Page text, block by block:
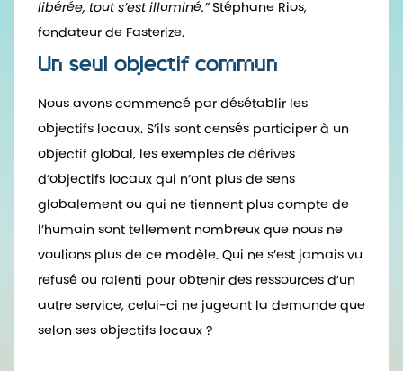
libérée, tout s’est illuminé.”Stéphane Rios,
fondateur de Fasterize.
Un seul objectif commun
Nous avons commencé par désétablir les
objectifs locaux. S’ils sont censés participer à un
objectif global, les exemples de dérives
d’objectifs locaux qui n’ont plus de sens
globalement ou qui ne tiennent plus compte de
l’humain sont tellement nombreux que nous ne
voulions plus de ce modèle. Qui ne s’est jamais vu
refusé ou ralenti pour obtenir des ressources d’un
autre service, celui-ci ne jugeant la demande que
selon ses objectifs locaux ?